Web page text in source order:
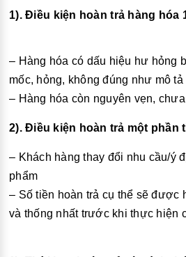
1). Điều kiện hoàn trả hàng hóa
– Hàng hóa có dấu hiệu hư hỏng
mốc, hỏng, không đúng như mô tả
– Hàng hóa còn nguyên vẹn,
2). Điều kiện hoàn trả một phần
– Khách hàng thay đổi nhu cầu/ý
phẩm
– Số tiền hoàn trả cụ thể sẽ
và thống nhất trước khi thực hiện